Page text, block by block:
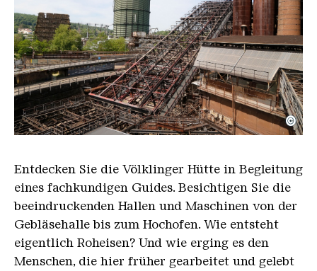
Der Erzschrägaufzug der Völklinger Hütte mit
Copyright: Weltkulturerbe Völklinger Hütte | Karl
©
Entdecken Sie die Völklinger Hütte in Begleitung
eines fachkundigen Guides. Besichtigen Sie die
beeindruckenden Hallen und Maschinen von der
Gebläsehalle bis zum Hochofen. Wie entsteht
eigentlich Roheisen? Und wie erging es den
Menschen, die hier früher gearbeitet und gelebt